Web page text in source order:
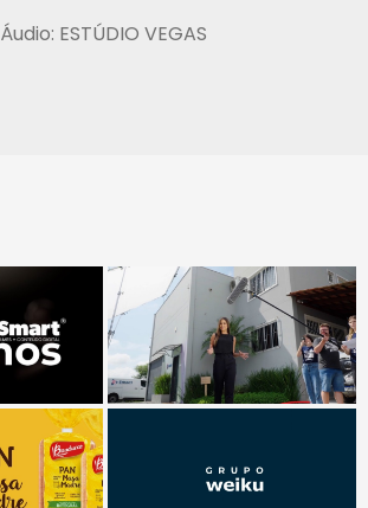
Áudio: ESTÚDIO VEGAS